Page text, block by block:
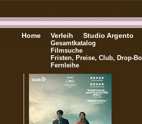
Home Verleih
Gesamtkatalog
Filmsuche
Fristen, Preise, Club, Drop-
Fernleihe
Studio Argento